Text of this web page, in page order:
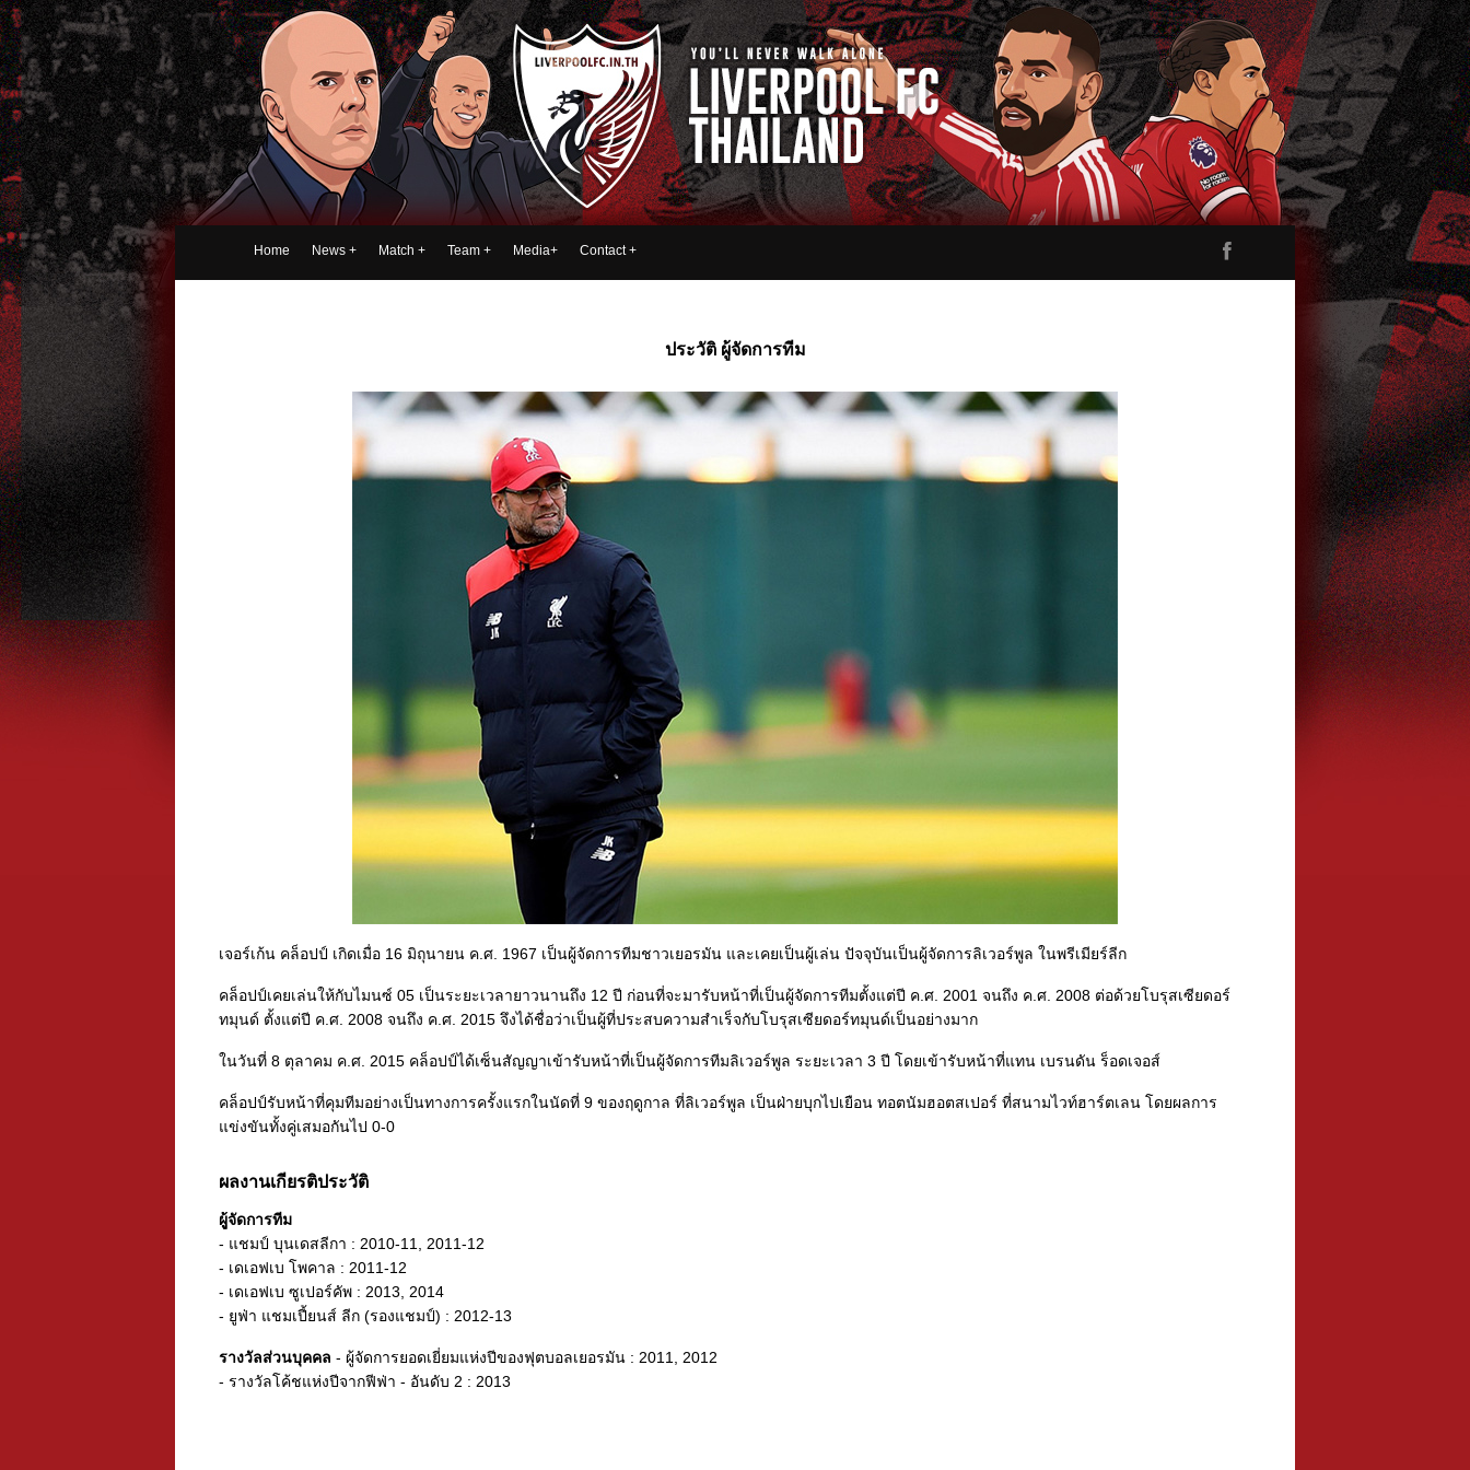
Home News + Match + Team + Media+ Contact+
ประวัติ ผู้จัดการทีม
เจอร์เก้น คล็อปป์ เกิดเมื่อ 16 มิถุนายน ค.ศ. 1967 เป็นผู้จัดการทีมชาวเยอรมัน และเคยเป็นผู้เล่น ปัจจุบันเป็นผู้จัดการลิเวอร์พูล ในพรีเมียร์ลีก
คล็อปป์เคยเล่นให้กับไมนซ์ 05 เป็นระยะเวลายาวนานถึง 12 ปี ก่อนที่จะมารับหน้าที่เป็นผู้จัดการทีมตั้งแต่ปี ค.ศ. 2001 จนถึง ค.ศ. 2008 ต่อด้วยโบรุสเซียดอร์
ทมุนด์ ตั้งแต่ปี ค.ศ. 2008 จนถึง ค.ศ. 2015 จึงได้ชื่อว่าเป็นผู้ที่ประสบความสำเร็จกับโบรุสเซียดอร์ทมุนด์เป็นอย่างมาก
ในวันที่ 8 ตุลาคม ค.ศ. 2015 คล็อปป์ได้เซ็นสัญญาเข้ารับหน้าที่เป็นผู้จัดการทีมลิเวอร์พูล ระยะเวลา 3 ปี โดยเข้ารับหน้าที่แทน เบรนดัน ร็อดเจอส์
คล็อปป์รับหน้าที่คุมทีมอย่างเป็นทางการครั้งแรกในนัดที่ 9 ของฤดูกาล ที่ลิเวอร์พูล เป็นฝ่ายบุกไปเยือน ทอตนัมฮอตสเปอร์ ที่สนามไวท์ฮาร์ตเลน โดยผลการ
แข่งขันทั้งคู่เสมอกันไป 0-0
ผลงานเกียรติประวัติ
ผูู้จัดการทีม
- แชมป์ บุนเดสลีกา : 2010-11, 2011-12
- เดเอฟเบ โพคาล : 2011-12
- เดเอฟเบ ซูเปอร์คัพ : 2013, 2014
- ยูฟ่า แชมเปี้ยนส์ ลีก (รองแชมป์) : 2012-13
รางวัลส่วนบุคคล - ผู้จัดการยอดเยี่ยมแห่งปีของฟุตบอลเยอรมัน : 2011, 2012
- รางวัลโค้ชแห่งปีจากฟีฟ่า - อันดับ 2 : 2013